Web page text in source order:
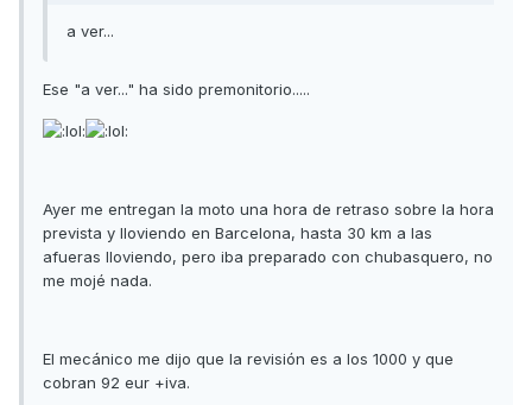
a ver...
Ese "a ver..." ha sido premonitorio.....
Ayer me entregan la moto una hora de retraso sobre la hora
prevista y lloviendo en Barcelona, hasta 30 km a las
afueras lloviendo, pero iba preparado con chubasquero, no
me mojé nada.
El mecánico me dijo que la revisión es a los 1000 y que
cobran 92 eur +iva.